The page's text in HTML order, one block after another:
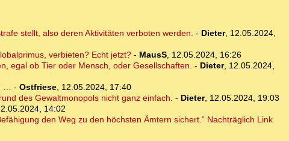
stellt, also deren Aktivitäten verboten werden. - Dieter, 12.05.2024,
verbieten? Echt jetzt?- MausS, 12.05.2024, 16:26
egal ob Tier oder Mensch, oder Gesellschaften. - Dieter, 12.05.2024,
… - Ostfriese, 12.05.2024, 17:40
des Gewaltmonopols nicht ganz einfach. - Dieter, 12.05.2024, 19:03
14:02
den Weg zu den höchsten Ämtern sichert.“ Nachträglich Link